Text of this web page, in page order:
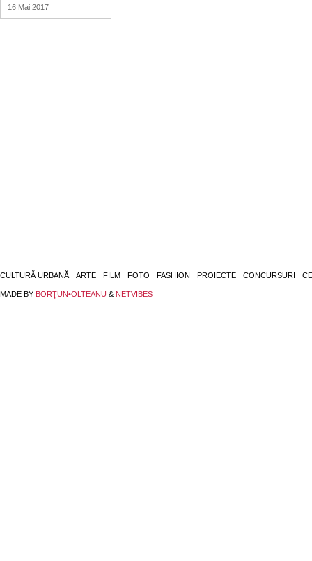
16 Mai 2017
CULTURĂ URBANĂ ARTE FILM FOTO FASHION PROIECTE CONCURSURI
MADE BY BORŢUN•OLTEANU & NETVIBES